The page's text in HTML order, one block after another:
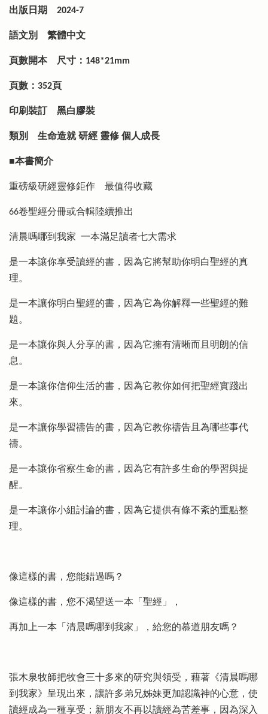
出版日期 2024-7
語文別 繁體中文
頁數開本 尺寸：148*21mm
頁數：352頁
印刷裝訂 黑白膠裝
類別 生命造就 研經 靈修 個人成長
■本書簡介
重磅級研經靈修鉅作 最值得收藏
66卷聖經分冊或合輯陸續推出
清晨嗎哪到我家 一本滿足讀者七大需求
是一本讓你享受讀經的書，因為它將幫助你明白聖經的真
理。
是一本讓你明白聖經的書，因為它為你解釋一些聖經的難
題。
是一本讓你與人分享的書，因為它擁有清晰而且明朗的信
息。
是一本讓你信仰生活的書，因為它教你如何把聖經實踐出
來。
是一本讓你學習禱告的書，因為它教你禱告且為哪些事代
禱。
是一本讓你省察生命的書，因為它有許多生命的學習與提
醒。
是一本讓你小組討論的書，因為它提供有條不紊的重點整
理。
像這樣的書，您能錯過嗎？
像這樣的書，您不渴望送一本「聖經」，
再加上一本「清晨嗎哪到我家」，給您的慕道朋友嗎？
張木泉牧師把牧會三十多來的研究與領受，藉著《清晨嗎哪
到我家》呈現出來，讓許多弟兄姊妹更加認識神的心意，使
讀經成為一種享受；新朋友不再以讀經為苦差事，因為深入